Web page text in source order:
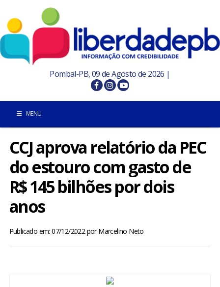
Pombal-PB, 09 de Agosto de 2026 |
MENU
INÍCIO
POMBAL E REGIÃO
CCJ aprova relatório da PEC
do estouro com gasto de
R$ 145 bilhões por dois
anos
Publicado em: 07/12/2022porMarcelino Neto